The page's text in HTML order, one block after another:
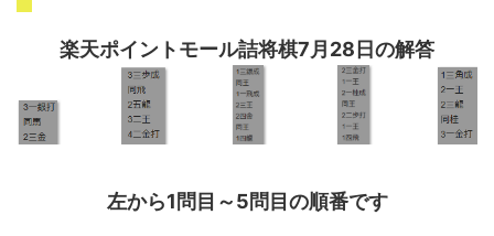
楽天ポイントモール詰将棋7月28日の解答
左から1問目～5問目の順番です